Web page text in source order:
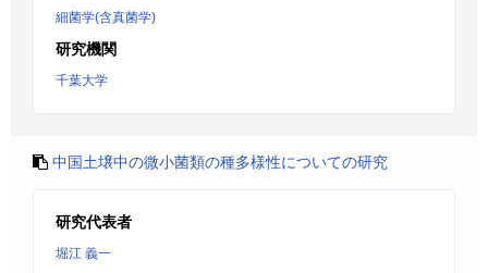
細菌学(含真菌学)
研究機関
千葉大学
中国土壌中の微小菌類の種多様性についての研究
研究代表者
堀江 義一